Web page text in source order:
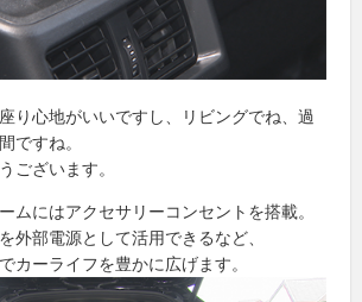
り心地がいいですし、リビングでね、過
ですね。
ざいます。
ムにはアクセサリーコンセントを搭載。
外部電源として活用できるなど、
カーライフを豊かに広げます。